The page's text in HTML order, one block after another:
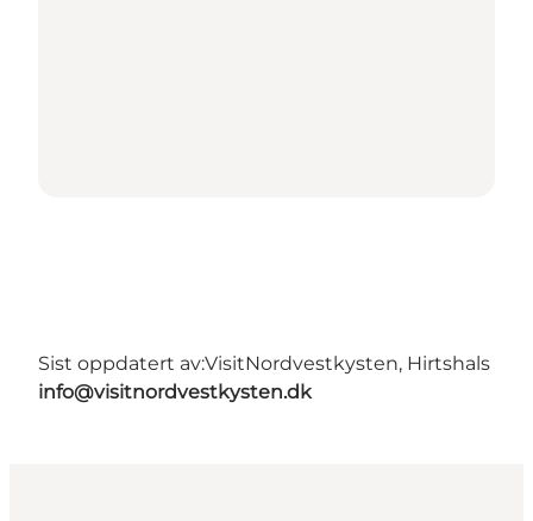
Sist oppdatert av:VisitNordvestkysten, Hirtshals
info@visitnordvestkysten.dk